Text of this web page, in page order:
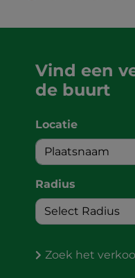
Vind een
de buurt
Locatie
Radius
Zoek het